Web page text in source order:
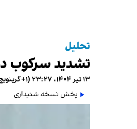
تحلیل
تشدید سرکوب
۱۳ تیر ۱۴۰۴، ۲۳:۲۷ (‎+۱ گرینویچ)
پخش نسخه شنیداری